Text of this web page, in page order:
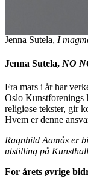
Jenna Sutela, I
Jenna Sutela, NO
Fra mars i år har
Oslo Kunstforenings
religiøse tekster, gir
Hvem er denne
Ragnhild Aamås er
utstilling på
For årets øvrige